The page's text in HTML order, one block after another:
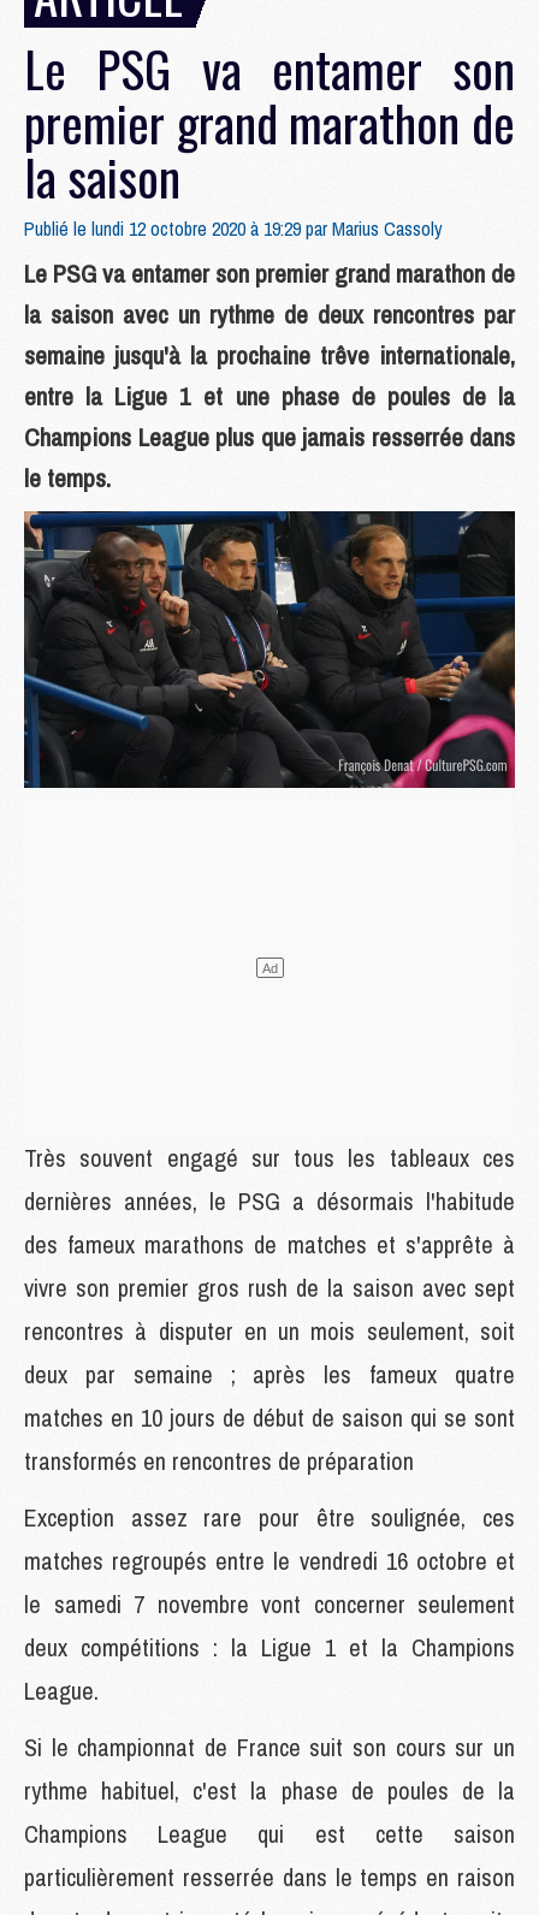
Le PSG va entamer son
premier grand marathon de
la saison
Publié le lundi 12 octobre 2020 à 19:29 parMarius Cassoly
Le PSG va entamer son premier grand marathon de
la saison avec un rythme de deux rencontres par
semaine jusqu'à la prochaine trêve internationale,
entre la Ligue 1 et une phase de poules de la
Champions League plus que jamais resserrée dans
le temps.
Très souvent engagé sur tous les tableaux ces
dernières années, le PSG a désormais l'habitude
des fameux marathons de matches et s'apprête à
vivre son premier gros rush de la saison avec sept
rencontres à disputer en un mois seulement, soit
deux par semaine ; après les fameux quatre
matches en 10 jours de début de saison qui se sont
transformés en rencontres de préparation
Exception assez rare pour être soulignée, ces
matches regroupés entre le vendredi 16 octobre et
le samedi 7 novembre vont concerner seulement
deux compétitions : la Ligue 1 et la Champions
League.
Si le championnat de France suit son cours sur un
rythme habituel, c'est la phase de poules de la
Champions League qui est cette saison
particulièrement resserrée dans le temps en raison